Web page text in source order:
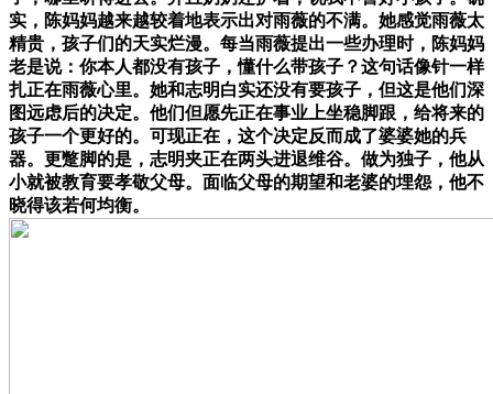
实，陈妈妈越来越较着地表示出对雨薇的不满。她感觉雨薇太
精贵，孩子们的天实烂漫。每当雨薇提出一些办理时，陈妈妈
老是说：你本人都没有孩子，懂什么带孩子？这句话像针一样
扎正在雨薇心里。她和志明白实还没有要孩子，但这是他们深
图远虑后的决定。他们但愿先正在事业上坐稳脚跟，给将来的
孩子一个更好的。可现正在，这个决定反而成了婆婆她的兵
器。更蹩脚的是，志明夹正在两头进退维谷。做为独子，他从
小就被教育要孝敬父母。面临父母的期望和老婆的埋怨，他不
晓得该若何均衡。